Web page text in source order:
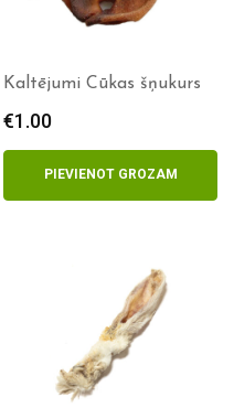
Kaltējumi Cūkas šņukurs
€1.00
PIEVIENOT GROZAM